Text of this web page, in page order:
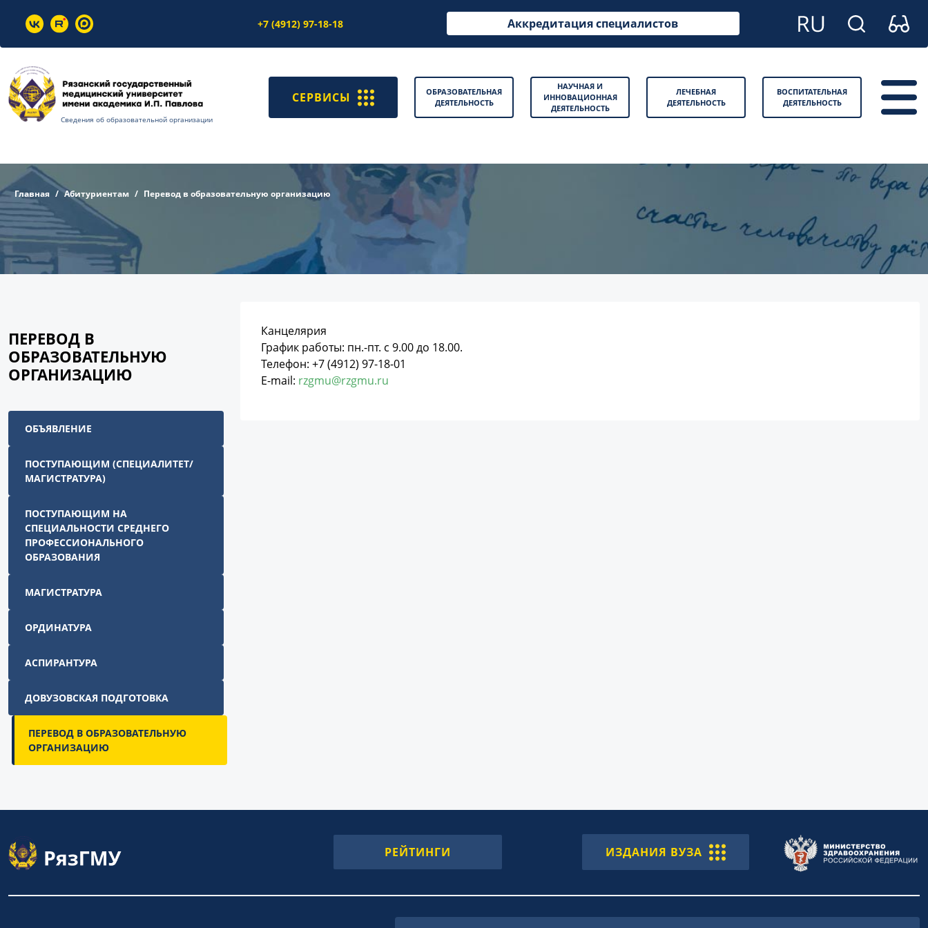
+7 (4912) 97-18-18 Аккредитация специалистов
Сведения об образовательной организации
СЕРВИСЫ
ОБРАЗОВАТЕЛЬНАЯ
ДЕЯТЕЛЬНОСТЬ
НАУЧНАЯ И
ИННОВАЦИОННАЯ
ДЕЯТЕЛЬНОСТЬ
ЛЕЧЕБНАЯ
ДЕЯТЕЛЬНОСТЬ
ВОСПИТАТЕЛЬНАЯ
ДЕЯТЕЛЬНОСТЬ
Главная Абитуриентам Перевод в образовательную организацию
ПЕРЕВОД В
ОБРАЗОВАТЕЛЬНУЮ
ОРГАНИЗАЦИЮ
ОБЪЯВЛЕНИЕ
ПОСТУПАЮЩИМ (СПЕЦИАЛИТЕТ/
МАГИСТРАТУРА)
ПОСТУПАЮЩИМ НА
СПЕЦИАЛЬНОСТИ СРЕДНЕГО
ПРОФЕССИОНАЛЬНОГО
ОБРАЗОВАНИЯ
МАГИСТРАТУРА
ОРДИНАТУРА
АСПИРАНТУРА
ДОВУЗОВСКАЯ ПОДГОТОВКА
ПЕРЕВОД В ОБРАЗОВАТЕЛЬНУЮ
ОРГАНИЗАЦИЮ
Канцелярия
График работы: пн.-пт. с 9.00 до 18.00.
Телефон: +7 (4912) 97-18-01
E-mail: rzgmu@rzgmu.ru
РЕЙТИНГИ ИЗДАНИЯ ВУЗА